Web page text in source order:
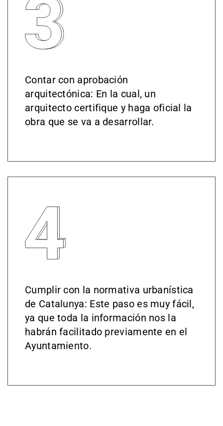
Contar con aprobación
arquitectónica: En la cual, un
arquitecto certifique y haga oficial la
obra que se va a desarrollar.
Cumplir con la normativa urbanística
de Catalunya: Este paso es muy fácil,
ya que toda la información nos la
habrán facilitado previamente en el
Ayuntamiento.